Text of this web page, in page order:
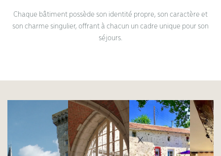
Chaque bâtiment possède son identité propre, son caractère et
son charme singulier, offrant à chacun un cadre unique pour son
séjours.